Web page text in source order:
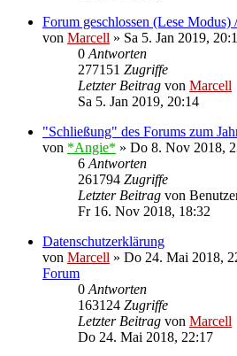
Forum geschlossen (Lese
von Marcell » Sa 5. Jan 2019,
0 Antworten
277151 Zugriffe
Letzter Beitrag von Marcell
Sa 5. Jan 2019, 20:14
"Schließung" des Forums zum
von *Angie* » Do 8. Nov 2018,
6 Antworten
261794 Zugriffe
Letzter Beitrag von
Fr 16. Nov 2018, 18:32
Datenschutzerklärung
von Marcell » Do 24. Mai 2018,
Forum
0 Antworten
163124 Zugriffe
Letzter Beitrag von Marcell
Do 24. Mai 2018, 22:17